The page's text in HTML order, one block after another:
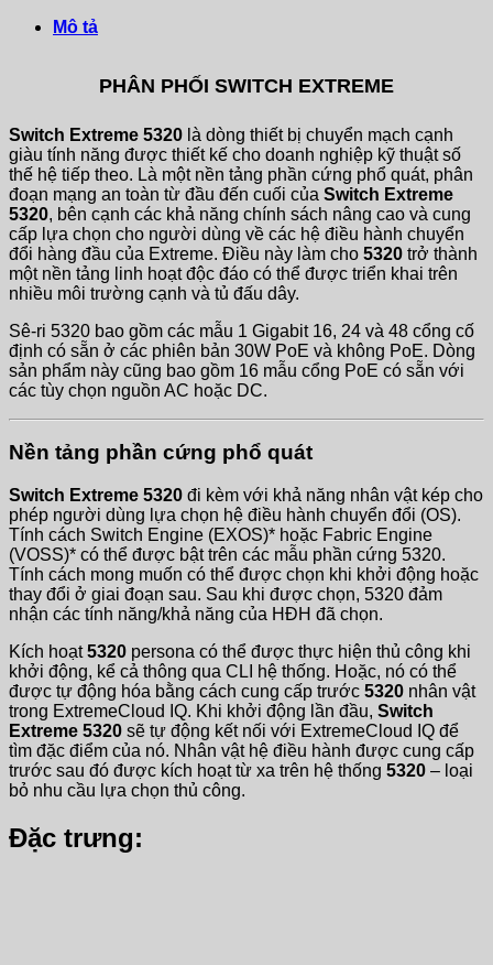
Mô tả
PHÂN PHỐI SWITCH EXTREME
Switch Extreme 5320 là dòng thiết bị chuyển mạch cạnh
giàu tính năng được thiết kế cho doanh nghiệp kỹ thuật số
thế hệ tiếp theo. Là một nền tảng phần cứng phổ quát, phân
đoạn mạng an toàn từ đầu đến cuối của Switch Extreme
5320, bên cạnh các khả năng chính sách nâng cao và cung
cấp lựa chọn cho người dùng về các hệ điều hành chuyển
đổi hàng đầu của Extreme. Điều này làm cho 5320 trở thành
một nền tảng linh hoạt độc đáo có thể được triển khai trên
nhiều môi trường cạnh và tủ đấu dây.
Sê-ri 5320 bao gồm các mẫu 1 Gigabit 16, 24 và 48 cổng cố
định có sẵn ở các phiên bản 30W PoE và không PoE. Dòng
sản phẩm này cũng bao gồm 16 mẫu cổng PoE có sẵn với
các tùy chọn nguồn AC hoặc DC.
Nền tảng phần cứng phổ quát
Switch Extreme 5320 đi kèm với khả năng nhân vật kép cho
phép người dùng lựa chọn hệ điều hành chuyển đổi (OS).
Tính cách Switch Engine (EXOS)* hoặc Fabric Engine
(VOSS)* có thể được bật trên các mẫu phần cứng 5320.
Tính cách mong muốn có thể được chọn khi khởi động hoặc
thay đổi ở giai đoạn sau. Sau khi được chọn, 5320 đảm
nhận các tính năng/khả năng của HĐH đã chọn.
Kích hoạt5320 persona có thể được thực hiện thủ công khi
khởi động, kể cả thông qua CLI hệ thống. Hoặc, nó có thể
được tự động hóa bằng cách cung cấp trước 5320 nhân vật
trong ExtremeCloud IQ. Khi khởi động lần đầu, Switch
Extreme 5320 sẽ tự động kết nối với ExtremeCloud IQ để
tìm đặc điểm của nó. Nhân vật hệ điều hành được cung cấp
trước sau đó được kích hoạt từ xa trên hệ thống 5320 – loại
bỏ nhu cầu lựa chọn thủ công.
Đặc trưng: